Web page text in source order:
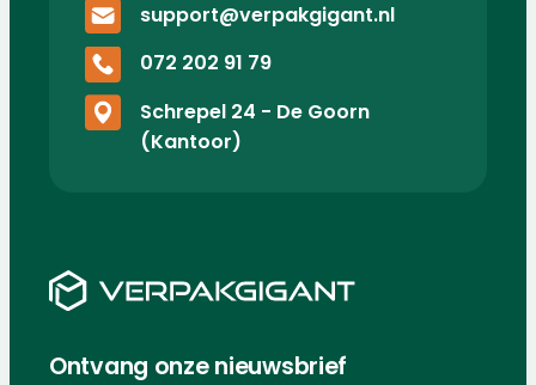
support@verpakgigant.nl
072 202 91 79
Schrepel 24 - De Goorn
(Kantoor)
Ontvang onze nieuwsbrief